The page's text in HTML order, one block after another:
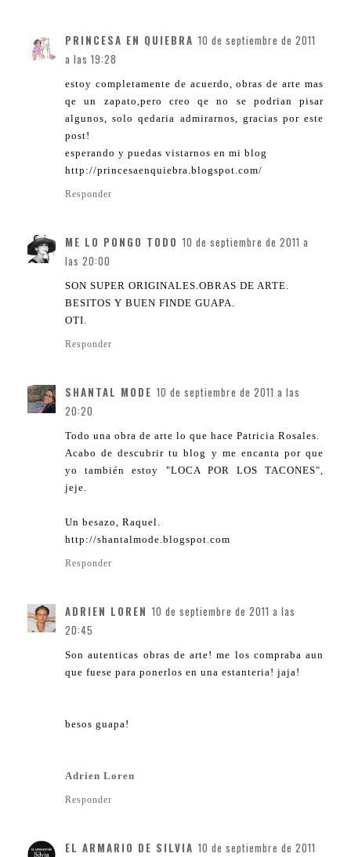
PRINCESA EN QUIEBRA 10 de septiembre de 2011
a las 19:28
estoy completamente de acuerdo, obras de arte mas
qe un zapato,pero creo qe no se podrian pisar
algunos, solo qedaria admirarnos, gracias por este
post!
esperando y puedas vistarnos en mi blog
http://princesaenquiebra.blogspot.com/
Responder
ME LO PONGO TODO 10 de septiembre de 2011 a
las 20:00
SON SUPER ORIGINALES.OBRAS DE ARTE.
BESITOS Y BUEN FINDE GUAPA.
OTI.
Responder
SHANTAL MODE 10 de septiembre de 2011 a las
20:20
Todo una obra de arte lo que hace Patricia Rosales.
Acabo de descubrir tu blog y me encanta por que
yo también estoy "LOCA POR LOS TACONES",
jeje.
Un besazo, Raquel.
http://shantalmode.blogspot.com
Responder
ADRIEN LOREN 10 de septiembre de 2011 a las
20:45
Son autenticas obras de arte! me los compraba aun
que fuese para ponerlos en una estanteria! jaja!
besos guapa!
Adrien Loren
Responder
EL ARMARIO DE SILVIA 10 de septiembre de 2011